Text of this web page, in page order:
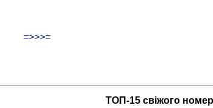
=>>>=
ТОП-15 свіжого